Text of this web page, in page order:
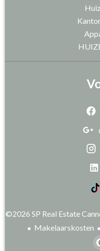
©2026 SP Real Estate
Makelaarskosten